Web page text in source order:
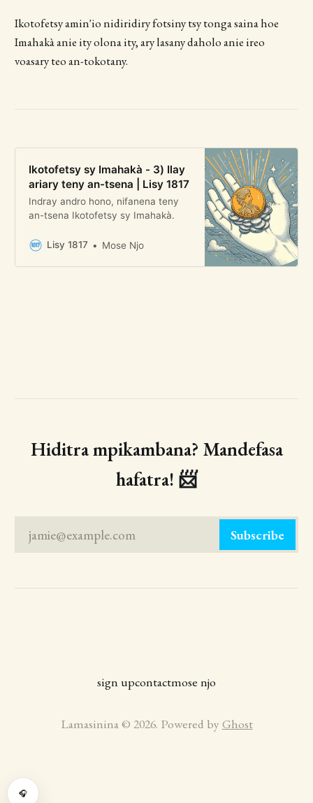
Ikotofetsy amin'io nidiridiry fotsiny tsy tonga saina hoe
Imahakà anie ity olona ity, ary lasany daholo anie ireo
voasary teo an-tokotany.
Ikotofetsy sy Imahakà - 3) Ilay
ariary teny an-tsena | Lisy 1817
Indray andro hono, nifanena teny
an-tsena Ikotofetsy sy Imahakà.
Lisy 1817 Mose Njo
Hiditra mpikambana? Mandefasa
hafatra! 📨
jamie@example.com Subscribe
sign upcontactmose njo
Lamasinina © 2026. Powered by Ghost
🎧